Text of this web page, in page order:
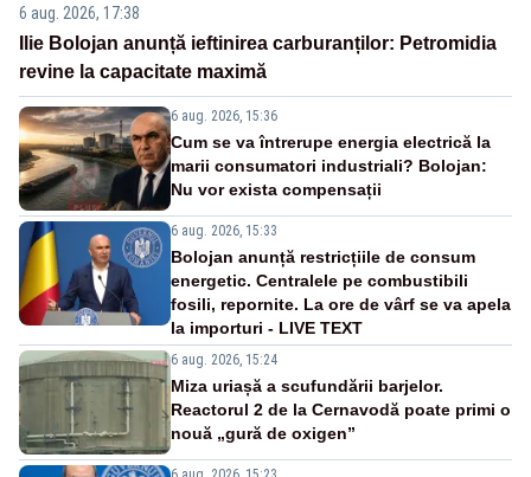
6 aug. 2026, 17:38
Ilie Bolojan anunță ieftinirea carburanților: Petromidia
revine la capacitate maximă
6 aug. 2026, 15:36
Cum se va întrerupe energia electrică la
marii consumatori industriali? Bolojan:
Nu vor exista compensații
6 aug. 2026, 15:33
Bolojan anunță restricțiile de consum
energetic. Centralele pe combustibili
fosili, repornite. La ore de vârf se va apela
la importuri - LIVE TEXT
6 aug. 2026, 15:24
Miza uriașă a scufundării barjelor.
Reactorul 2 de la Cernavodă poate primi o
nouă „gură de oxigen”